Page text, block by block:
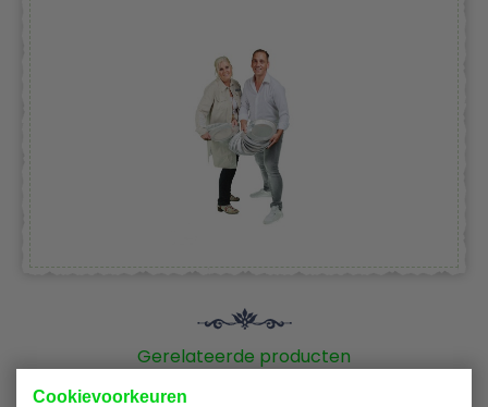
Cookievoorkeuren
Gerelateerde producten